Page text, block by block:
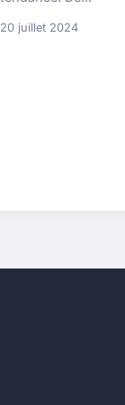
20 juillet 2024